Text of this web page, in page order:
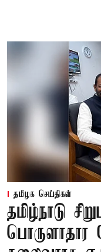
தமிழக செய்திகள்
தமிழ்நாடு
பொருளாதார